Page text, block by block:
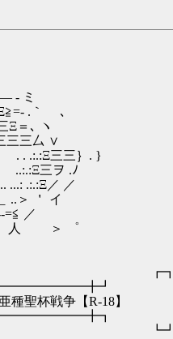
､
ヽ
∨
｝. }
.ﾉ
／
イ
【R-18】